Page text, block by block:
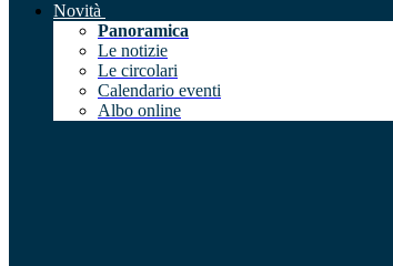
Novità
Panoramica
Le notizie
Le circolari
Calendario eventi
Albo online